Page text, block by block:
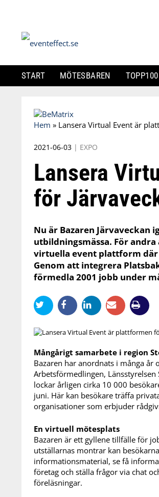
START MÖTESBAREN
Skip
to
Hem » Lansera Virtual Event är
2021-06-03 | EXPO
Lansera
för
Nu är Bazaren Järvaveckan
utbildningsmässa. För
virtuella event plattform där
Genom att integrera
förmedla 2001 jobb under
Mångårigt samarbete i region
Bazaren har anordnats i många år
Arbetsförmedlingen,
lockar årligen cirka 10 000
juni. Här kan besökare träffa
organisationer som erbjuder
En virtuell mötesplats
Bazaren är ett gyllene tillfälle för
utställarnas montrar kan
informationsmaterial, se få
företag och ställa frågor via chat
föreläsningar.